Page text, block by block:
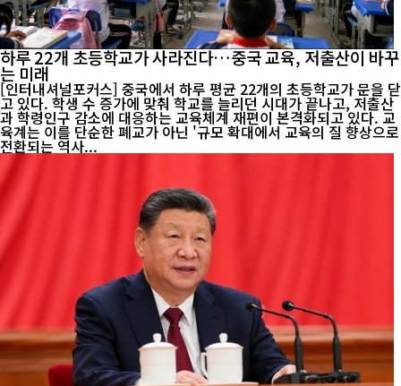
하루 22개 초등학교가 사라진다…중국 교육, 저출산이 바꾸
는 미래
[인터내셔널포커스] 중국에서 하루 평균 22개의 초등학교가 문을 닫
고 있다. 학생 수 증가에 맞춰 학교를 늘리던 시대가 끝나고, 저출산
과 학령인구 감소에 대응하는 교육체계 재편이 본격화되고 있다. 교
육계는 이를 단순한 폐교가 아닌 '규모 확대에서 교육의 질 향상으로
전환되는 역사...